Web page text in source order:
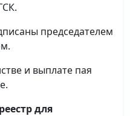
председателем
и выплате пая
для